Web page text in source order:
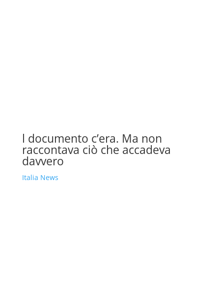
l documento c’era. Ma non
raccontava ciò che accadeva
davvero
Italia News